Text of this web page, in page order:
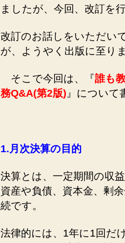
ましたが、今回、改訂を
改訂のお話しをいただい
が、ようやく出版に至り
そこで今回は、『誰も
務Q&A(第2版) 』について
1. 月次決算の目的
決算とは、一定期間の収
資産や負債、資本金、剰
続です。
法律的には、1年に1回だ